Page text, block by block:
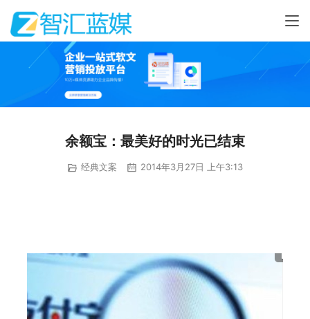
余额宝：最美好的时光已结束
经典文案 2014年3月27日 上午3:13